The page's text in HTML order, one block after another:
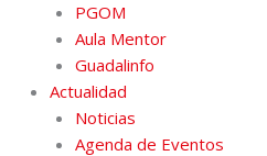
PGOM
Aula Mentor
Guadalinfo
Actualidad
Noticias
Agenda de Eventos